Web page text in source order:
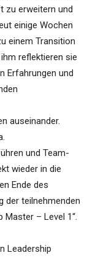
zu erweitern und
einige Wochen
einem Transition
reflektieren sie
Erfahrungen und
auseinander.
und Team-
wieder in die
Ende des
der teilnehmenden
Master – Level 1“.
Leadership